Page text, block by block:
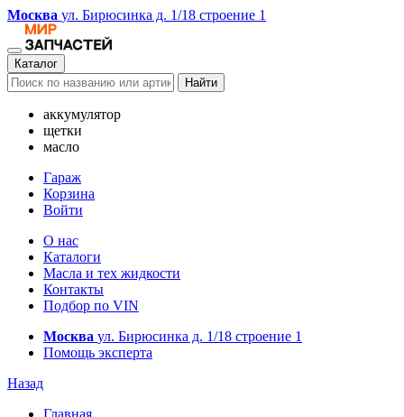
Москва ул. Бирюсинка д. 1/18 строение 1
Каталог
Найти
аккумулятор
щетки
масло
Гараж
Корзина
Войти
О нас
Каталоги
Масла и тех жидкости
Контакты
Подбор по VIN
Москва ул. Бирюсинка д. 1/18 строение 1
Помощь эксперта
Назад
Главная